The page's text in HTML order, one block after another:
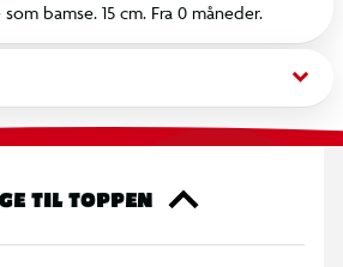
bamse. 15 cm. Fra 0 måneder.
keyboard_arrow_down
TIL TOPPEN